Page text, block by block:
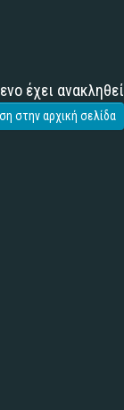
έχει ανακληθεί
στην αρχική σελίδα